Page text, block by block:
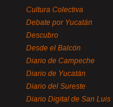
Cultura Colectiva
Debate por Yucatán
Descubro
Desde el Balcón
Diario de Campeche
Diario de Yucatán
Diario del Sureste
Diario Digital de San Luis